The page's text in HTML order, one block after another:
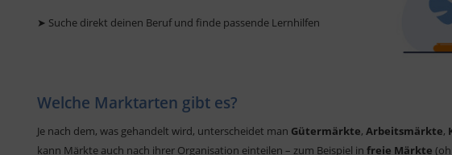
➤ Suche direkt deinen Beruf und finde passende Lernhilfen
Welche Marktarten gibt es?
Je nach dem, was gehandelt wird, unterscheidet man Gütermärkte, Arbeitsmärkte,
kann Märkte auch nach ihrer Organisation einteilen – zum Beispiel in freie Märkte